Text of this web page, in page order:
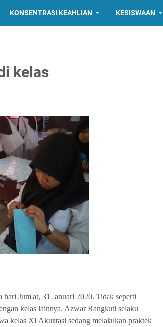
KONSENTRASI KEAHLIAN KESISWAAN
kelas
Jum'at, 31 Januari 2020. Tidak seperti
kelas lainnya. Azwar Rangkuti selaku
kelas XI Akuntasi sedang melakukan praktek